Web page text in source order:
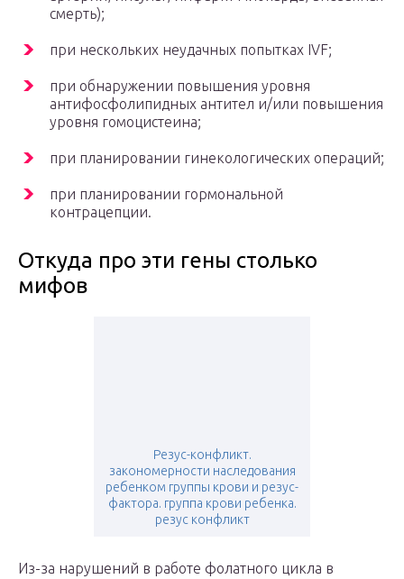
смерть);
при нескольких неудачных попытках IVF;
при обнаружении повышения уровня
антифосфолипидных антител и/или повышения
уровня гомоцистеина;
при планировании гинекологических операций;
при планировании гормональной
контрацепции.
Откуда про эти гены столько
мифов
Резус-конфликт.
закономерности наследования
ребенком группы крови и резус-
фактора. группа крови ребенка.
резус конфликт
Из-за нарушений в работе фолатного цикла в